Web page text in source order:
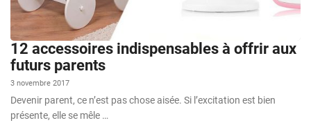
12 accessoires indispensables à offrir aux
futurs parents
3 novembre 2017
Devenir parent, ce n’est pas chose aisée. Si l’excitation est bien
présente, elle se mêle …